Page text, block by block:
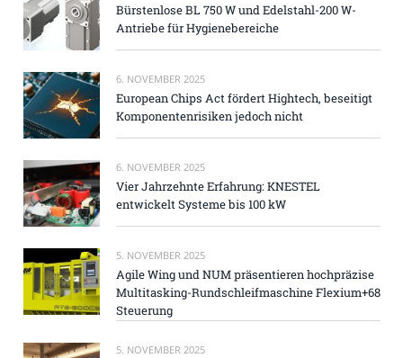
Bürstenlose BL 750 W und Edelstahl-200 W-
Antriebe für Hygienebereiche
6. NOVEMBER 2025
European Chips Act fördert Hightech, beseitigt
Komponentenrisiken jedoch nicht
6. NOVEMBER 2025
Vier Jahrzehnte Erfahrung: KNESTEL
entwickelt Systeme bis 100 kW
5. NOVEMBER 2025
Agile Wing und NUM präsentieren hochpräzise
Multitasking-Rundschleifmaschine Flexium+68
Steuerung
5. NOVEMBER 2025